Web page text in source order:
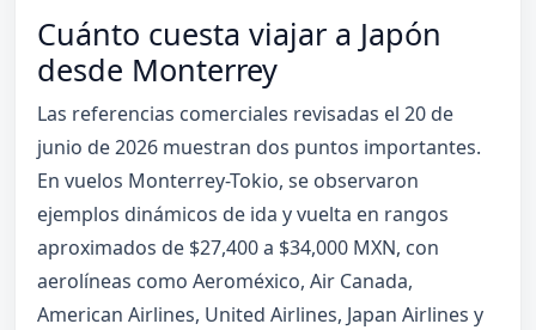
Cuánto cuesta viajar a Japón
desde Monterrey
Las referencias comerciales revisadas el 20 de
junio de 2026 muestran dos puntos importantes.
En vuelos Monterrey-Tokio, se observaron
ejemplos dinámicos de ida y vuelta en rangos
aproximados de $27,400 a $34,000 MXN, con
aerolíneas como Aeroméxico, Air Canada,
American Airlines, United Airlines, Japan Airlines y